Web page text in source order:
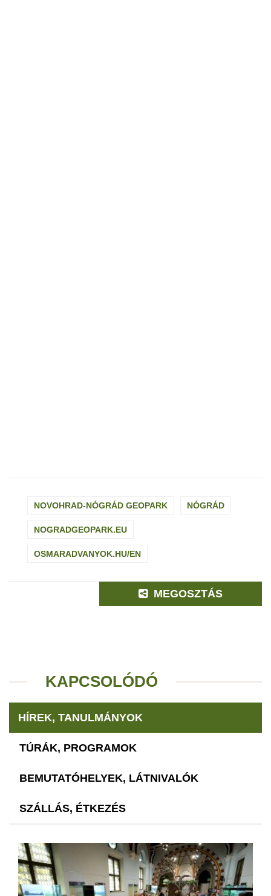
NOVOHRAD-NÓGRÁD GEOPARK NÓGRÁD
NOGRADGEOPARK.EU
OSMARADVANYOK.HU/EN
MEGOSZTÁS
KAPCSOLÓDÓ
HÍREK, TANULMÁNYOK
TÚRÁK, PROGRAMOK
BEMUTATÓHELYEK, LÁTNIVALÓK
SZÁLLÁS, ÉTKEZÉS